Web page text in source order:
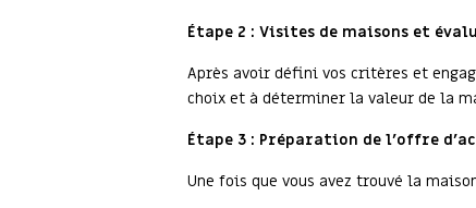
Étape 2 : Visites de maisons et
Après avoir défini vos critères et
choix et à déterminer la valeur de la
Étape 3 : Préparation de l'offre
Une fois que vous avez trouvé la